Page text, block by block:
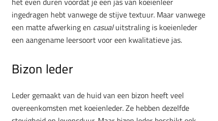
ingedragen hebt vanwege de stijve textuur. Maar vanwege
een matte afwerking en casualuitstraling is koeienleder
een aangename leersoort voor een kwalitatieve jas.
Bizon leder
Leder gemaakt van de huid van een bizon heeft veel
overeenkomsten met koeienleder. Ze hebben dezelfde